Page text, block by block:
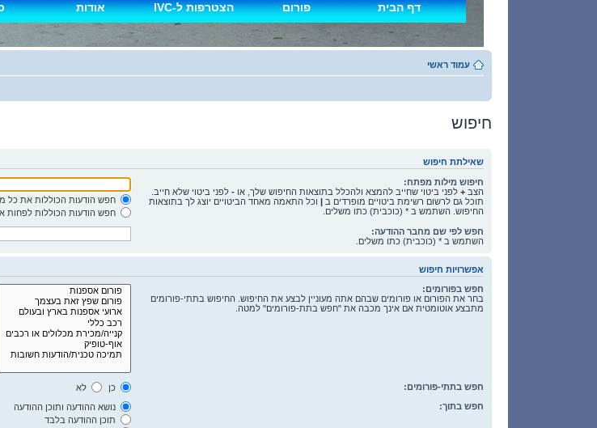
אודות הצטרפות ל-IVC פורום דף הבית
עמוד ראשי
חיפוש
שאילתת חיפוש
חיפוש מילות מפתח:
הצב+ לפני ביטוי שחייב להמצא ולהכלל בתוצאות החיפוש שלך, או- לפני ביטוי שלא חייב.
תוכל גם לרשום רשימת ביטויים מופרדים ב| וכל התאמה מאחד הביטויים יוצג לך בתוצאות
החיפוש. השתמש ב * (כוכבית) כתו משלים.
חפש הודעות הכוללות את כל
חפש הודעות הכוללות
חפש לפי שם מחבר ההודעה:
השתמש ב * (כוכבית) כתו משלים.
אפשרויות חיפוש
חפש בפורומים:
בחר את הפורום או פורומים שבהם אתה מעוניין לבצע את החיפוש. החיפוש בתתי-פורומים
מתבצע אוטומטית אם אינך מכבה את "חפש בתת-פורומים" למטה.
חפש בתתי-פורומים: כן
לא
חפש בתוך:
נושא ההודעה ותוכן ההודעה
תוכן ההודעה בלבד